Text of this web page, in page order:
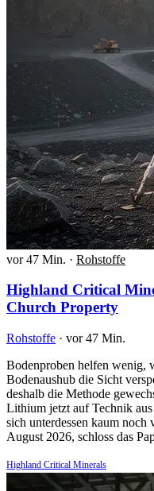
vor 47 Min. · Rohstoffe
Highland Critical
Church Property
Rohstoffe · vor 47 Min.
Bodenproben helfen wenig,
Bodenaushub die Sicht
deshalb die Methode
Lithium jetzt auf Technik
sich unterdessen kaum
August 2026, schloss das
Highland Critical Minerals